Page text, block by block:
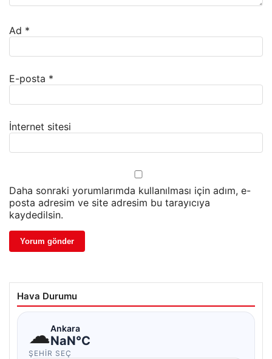
Ad *
E-posta *
İnternet sitesi
Daha sonraki yorumlarımda kullanılması için adım, e-
posta adresim ve site adresim bu tarayıcıya
kaydedilsin.
Hava Durumu
☁Ankara
NaN°C
ŞEHIR SEÇ